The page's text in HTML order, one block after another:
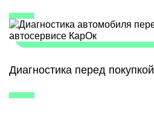
Диагностика перед покупкой